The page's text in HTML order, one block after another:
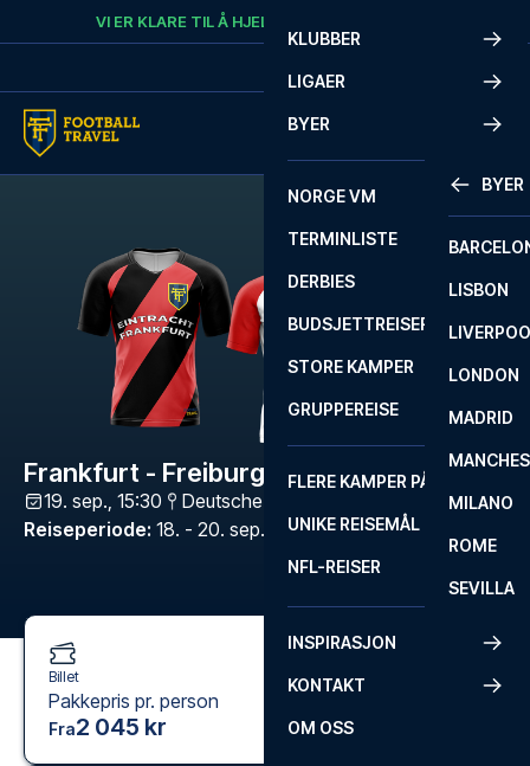
Skip to contentVI ER KLARE TIL Å HJELPE
KLUBBER
LIGAER
BYER
BYER
LISBON
LONDON
MADRID
MILANO
ROME
SEVILLA
NORGE VM
TERMINLISTE
DERBIES
BUDSJETTREISER
STORE KAMPER
GRUPPEREISE
FLERE KAMPER PÅ ÉN REISE
UNIKE REISEMÅL
NFL-REISER
INSPIRASJON
KONTAKT
OM OSS
Frankfurt - Freiburg
19. sep., 15:30 Deutsche Bank Park
Reiseperiode: 18. - 20. sep. 2026
Billet
Pakkepris pr. person
Fra2 045 kr